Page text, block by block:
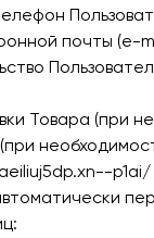
почты (e-
Товара (при